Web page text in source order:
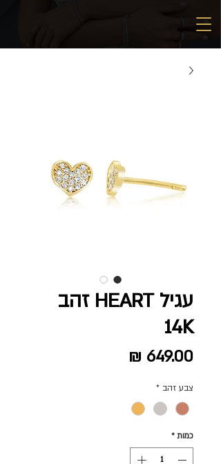
עגיל HEART זהב
14K
צבע זהב *
כמות *